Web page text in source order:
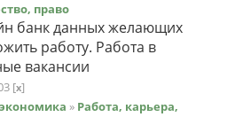
право
банк данных желающих
работу. Работа в
вакансии
[x]
» Работа, карьера,